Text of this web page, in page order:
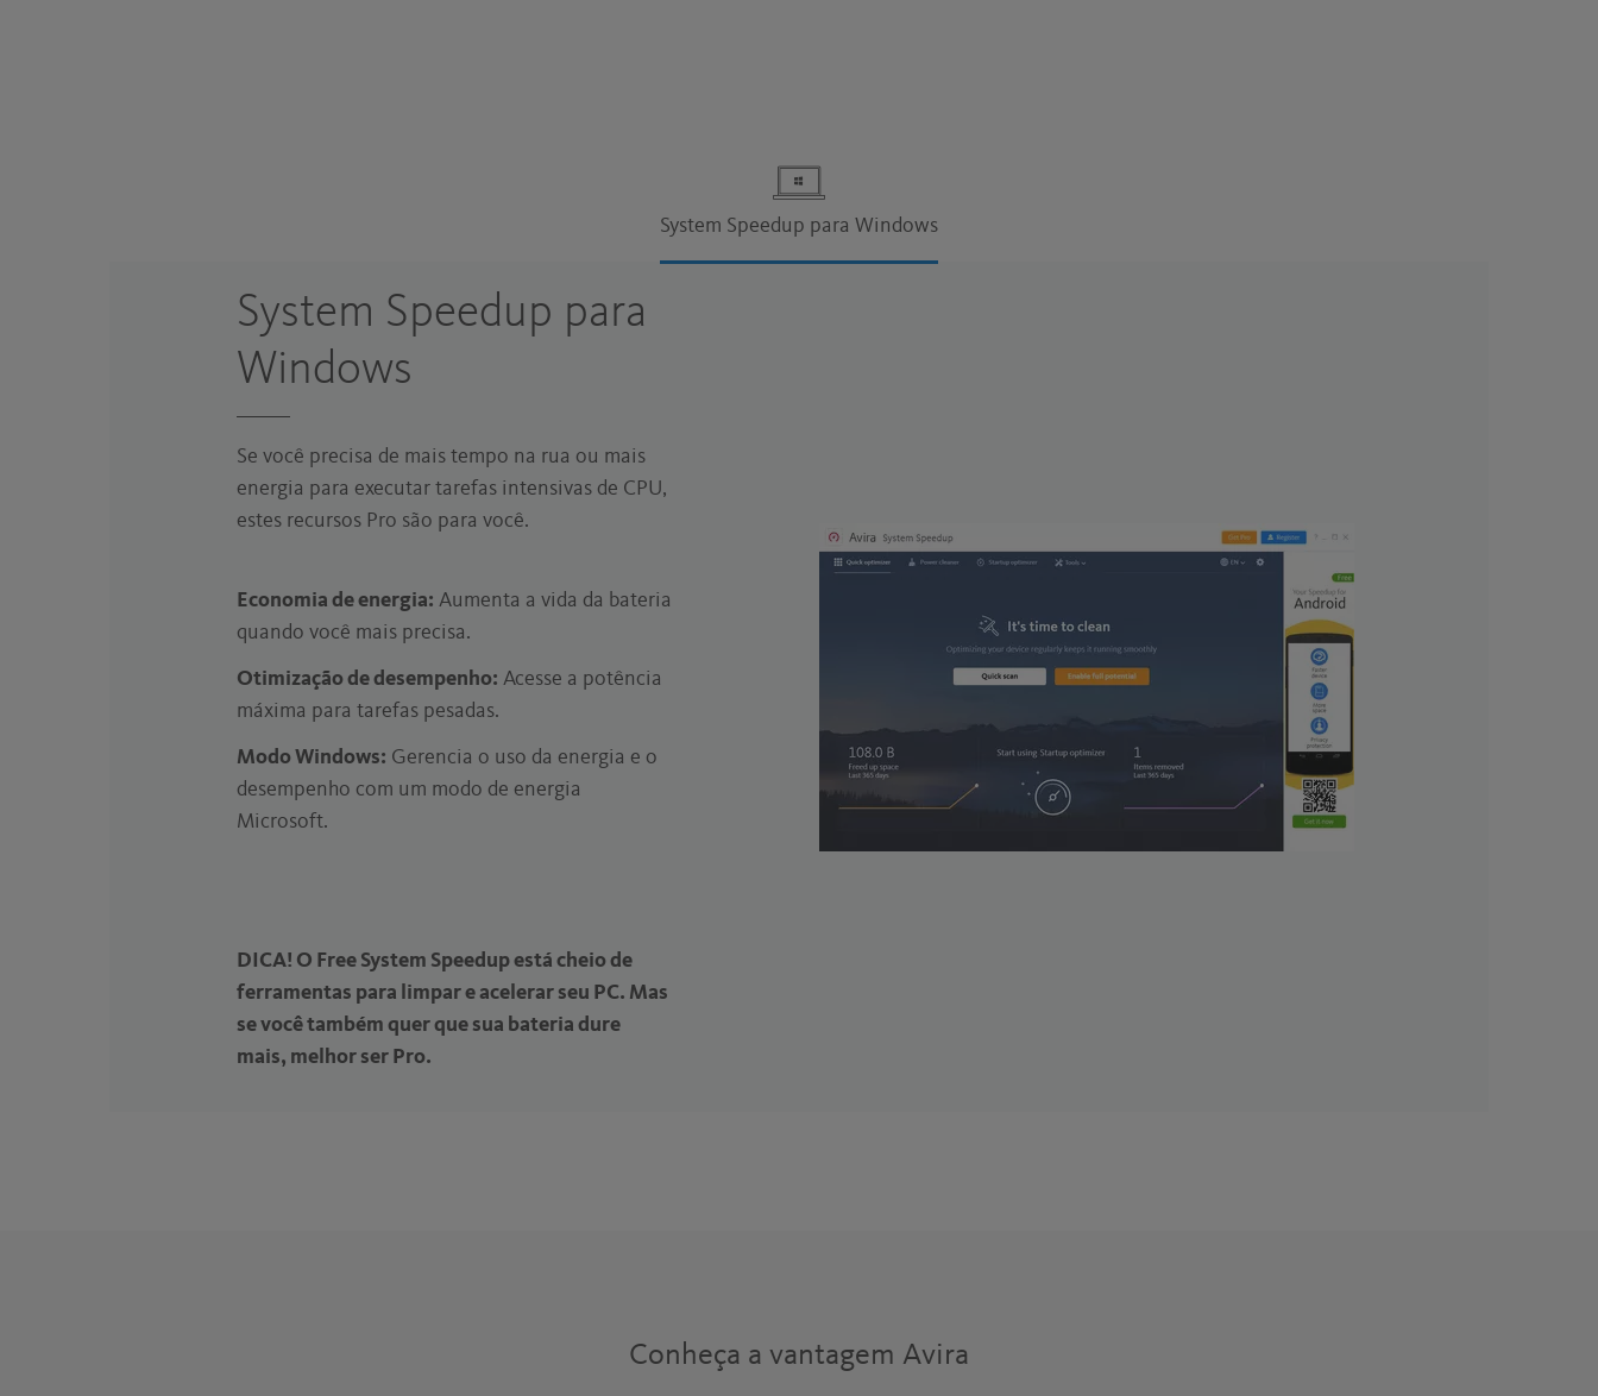
System Speedup para Windows
System Speedup para
Windows
Se você precisa de mais tempo na rua ou mais
energia para executar tarefas intensivas de CPU,
estes recursos Pro são para você.
Economia de energia: Aumenta a vida da bateria
quando você mais precisa.
Otimização de desempenho: Acesse a potência
máxima para tarefas pesadas.
Modo Windows: Gerencia o uso da energia e o
desempenho com um modo de energia
Microsoft.
DICA! O Free System Speedup está cheio de
ferramentas para limpar e acelerar seu PC. Mas
se você também quer que sua bateria dure
mais, melhor ser Pro.
Conheça a vantagem Avira